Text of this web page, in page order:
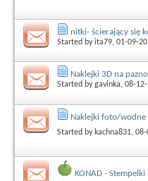
nitki- ścierający się
Started byita79, 01-09-
Naklejki 3D na
Started bygavinka, 08-
Naklejki foto/wodne
Started by kachna831,
KONAD -